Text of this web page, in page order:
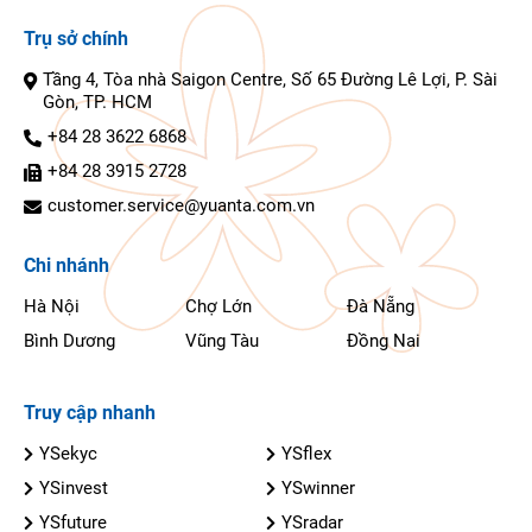
Hướng dẫn đặt lệnh bằng Chứng thư số
Thiết bị kết nối tài khoản
Hướng dẫn mở tài khoản eKYC qua APP
Cài đặt tiểu khoản mặc định
Đổi mật khẩu
Trụ sở chính
Tầng 4, Tòa nhà Saigon Centre, Số 65 Đường Lê Lợi, P. Sài
Gòn, TP. HCM
+84 28 3622 6868
+84 28 3915 2728
customer.service@yuanta.com.vn
Chi nhánh
Hà Nội Chợ Lớn
Đà Nẵng
Bình Dương
Vũng Tàu Đồng Nai
Truy cập nhanh
YSekyc
YSflex
YSinvest
YSwinner
YSfuture
YSradar